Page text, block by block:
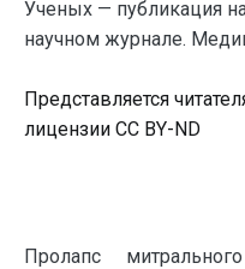
Ученых — публикация
научном журнале.
Представляется
лицензии CC BY-ND
Пролапс